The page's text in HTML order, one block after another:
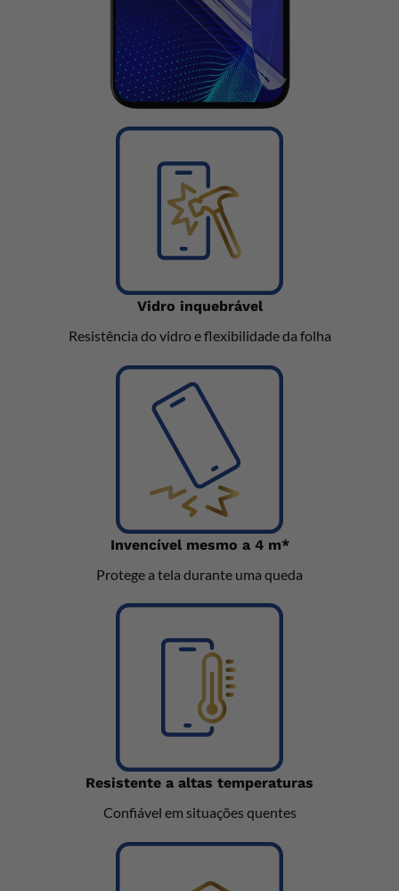
Vidro inquebrável
Resistência do vidro e flexibilidade da folha
Invencível mesmo a 4 m*
Protege a tela durante uma queda
Resistente a altas temperaturas
Confiável em situações quentes